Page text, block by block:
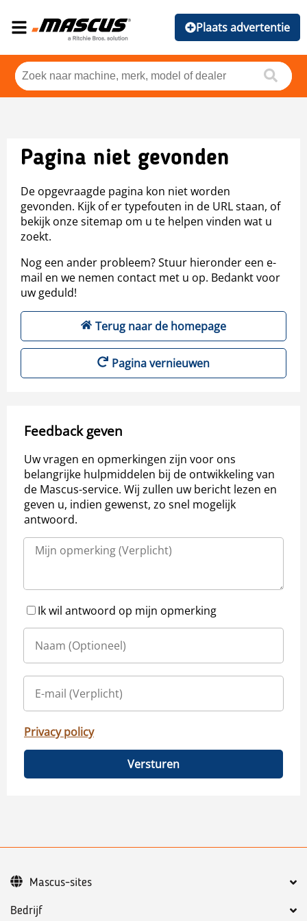
Plaats advertentie
Pagina niet gevonden
De opgevraagde pagina kon niet worden
gevonden. Kijk of er typefouten in de URL staan, of
bekijk onze sitemap om u te helpen vinden wat u
zoekt.
Nog een ander probleem? Stuur hieronder een e-
mail en we nemen contact met u op. Bedankt voor
uw geduld!
Terug naar de homepage
Pagina vernieuwen
Feedback geven
Uw vragen en opmerkingen zijn voor ons
belangrijke hulpmiddelen bij de ontwikkeling van
de Mascus-service. Wij zullen uw bericht lezen en
geven u, indien gewenst, zo snel mogelijk
antwoord.
Ik wil antwoord op mijn opmerking
Privacy policy
Versturen
Bedrijf
Mascus-sites